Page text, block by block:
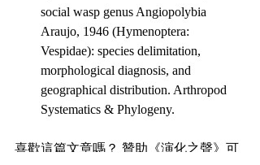
social wasp genus Angiopolybia
Araujo, 1946 (Hymenoptera:
Vespidae): species delimitation,
morphological diagnosis, and
geographical distribution. Arthropod
Systematics & Phylogeny.
喜歡這篇文章嗎？ 贊助《演化之聲》可